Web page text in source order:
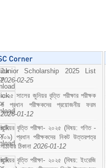
Junior Scholarship 2025 List
2026-02-25
২০২৫ সালের জুনিয়র বৃত্তি পরীক্ষার পরীক্ষক
ও প্রধান পরীক্ষকদের প্রয়োজনীয় ফরম
2026-01-12
জুনিয়র বৃত্তি পরীক্ষা- ২০২৫ (বিষয়: গণিত -
১০৯) প্রধান পরীক্ষকদের নিকট উত্তরপত্র
পাঠাবার ঠিকানা 2026-01-12
জুনিয়র বৃত্তি পরীক্ষা- ২০২৫ (বিষয়: ইংরেজি